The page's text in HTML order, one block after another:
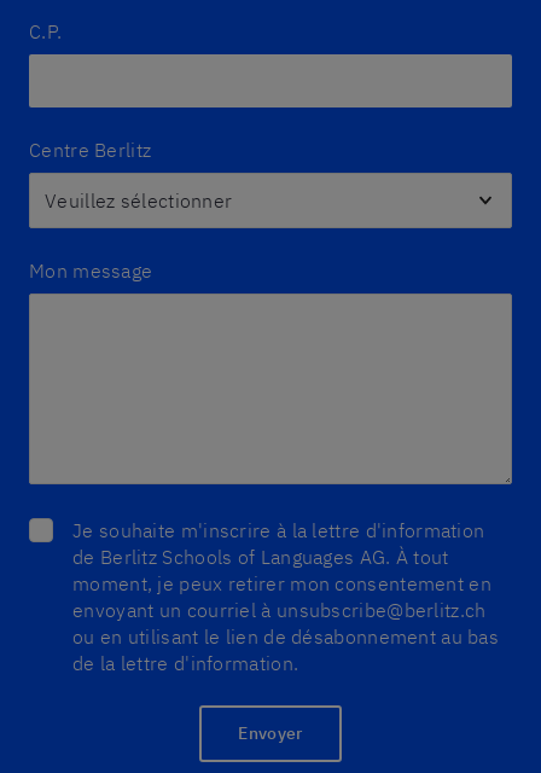
C.P.
Centre Berlitz
Mon message
Je souhaite m'inscrire à la lettre d'information
de Berlitz Schools of Languages AG. À tout
moment, je peux retirer mon consentement en
envoyant un courriel à unsubscribe@berlitz.ch
ou en utilisant le lien de désabonnement au bas
de la lettre d'information.
Envoyer